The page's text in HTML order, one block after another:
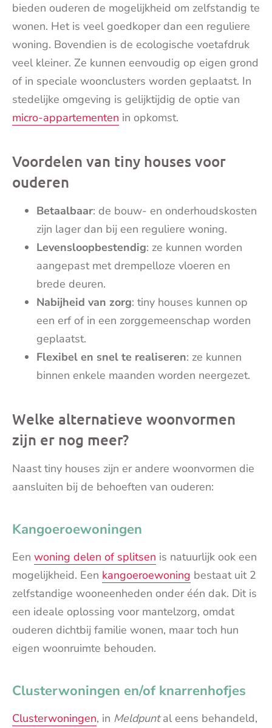
bieden ouderen de mogelijkheid om zelfstandig te
wonen. Het is veel goedkoper dan een reguliere
woning. Bovendien is de ecologische voetafdruk
veel kleiner. Ze kunnen eenvoudig op eigen grond
of in speciale woonclusters worden geplaatst. In
stedelijke omgeving is gelijktijdig de optie van
micro-appartementen in opkomst.
Voordelen van tiny houses voor
ouderen
Betaalbaar: de bouw- en onderhoudskosten
zijn lager dan bij een reguliere woning.
Levensloopbestendig: ze kunnen worden
aangepast met drempelloze vloeren en
brede deuren.
Nabijheid van zorg: tiny houses kunnen op
een erf of in een zorggemeenschap worden
geplaatst.
Flexibel en snel te realiseren: ze kunnen
binnen enkele maanden worden neergezet.
Welke alternatieve woonvormen
zijn er nog meer?
Naast tiny houses zijn er andere woonvormen die
aansluiten bij de behoeften van ouderen:
Kangoeroewoningen
Een woning delen of splitsen is natuurlijk ook een
mogelijkheid. Een kangoeroewoning bestaat uit 2
zelfstandige wooneenheden onder één dak. Dit is
een ideale oplossing voor mantelzorg, omdat
ouderen dichtbij familie wonen, maar toch hun
eigen woonruimte behouden.
Clusterwoningen en/of knarrenhofjes
Clusterwoningen, in Meldpuntal eens behandeld,